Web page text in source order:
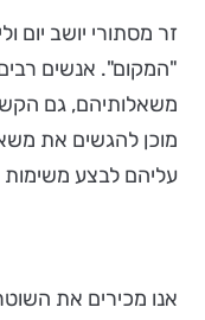
זר מסתורי יושב יום
"המקום". אנשים רבים
משאלותיהם, גם
מוכן להגשים את
עליהם לבצע
אנו מכירים את